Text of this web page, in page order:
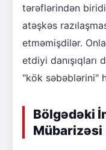
tərəflərindən
atəşkəs
etməmişdilər.
etdiyi danışıqları
"kök səbəblərini"
Bölgədəki
Mübarizəsi